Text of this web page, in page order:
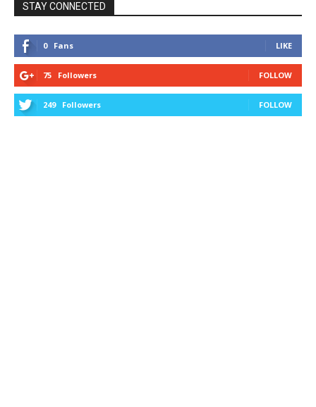
STAY CONNECTED
0 Fans LIKE
75 Followers FOLLOW
249 Followers FOLLOW